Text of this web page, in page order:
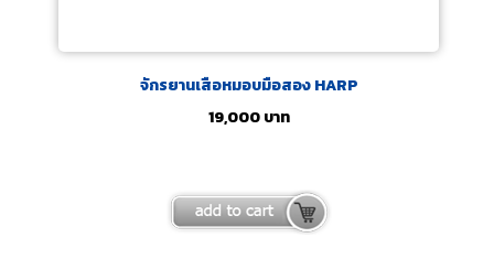
จักรยานเสือหมอบมือสอง HARP
19,000 บาท